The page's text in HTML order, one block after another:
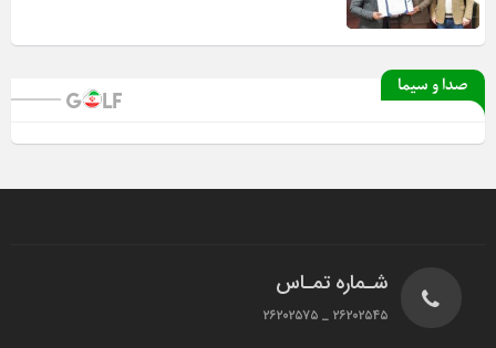
صدا و سیما
شـماره تمـاس
۲۶۲۰۲۵۴۵ _ ۲۶۲۰۲۵۷۵